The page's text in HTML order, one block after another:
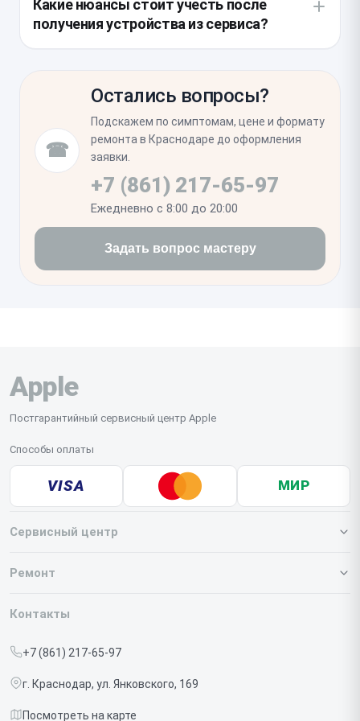
с фронтальной системой. Также при вскрытии
полезно обновить заводскую проклейку, чтобы
восстановить герметичность корпуса после
Какие нюансы стоит учесть после
получения устройства из сервиса?
стабилизации при съемке видео. Дополнительная
настройка обычно не требуется, так как система
автоматически распознает новый компонент и
активирует необходимые алгоритмы коррекции
изображения.
☎
Остались вопросы?
Подскажем по симптомам, цене и формату
ремонта в Краснодаре до оформления
заявки.
+7 (861) 217-65-97
Ежедневно с 8:00 до 20:00
Задать вопрос мастеру
Apple
Постгарантийный сервисный центр Apple
Способы оплаты
VISA МИР
Сервисный центр
О нашем сервисе
Срочный ремонт
Доставка и способы оплаты
Ремонт
Iphone
Контакты
+7 (861) 217-65-97
г. Краснодар, ул. Янковского, 169
Посмотреть на карте